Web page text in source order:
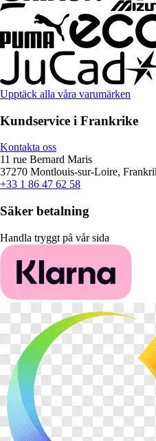
Upptäck alla våra varumärken
Kundservice i Frankrike
Kontakta oss
11 rue Bernard Maris
37270 Montlouis-sur-Loire,
+33 1 86 47 62 58
Säker betalning
Handla tryggt på vår sida